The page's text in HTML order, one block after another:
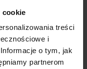
cookie
treści
i
o tym, jak
partnerom
produkt